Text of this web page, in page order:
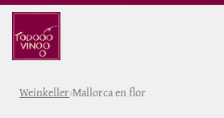
Weinkeller›Mallorca en flor